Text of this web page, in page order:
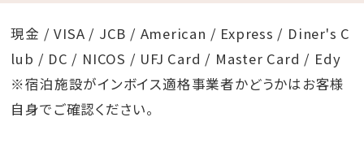
現金 / VISA / JCB / American / Express / Diner's C
lub / DC / NICOS / UFJ Card / Master Card / Edy
※宿泊施設がインボイス適格事業者かどうかはお客様
自身でご確認ください。